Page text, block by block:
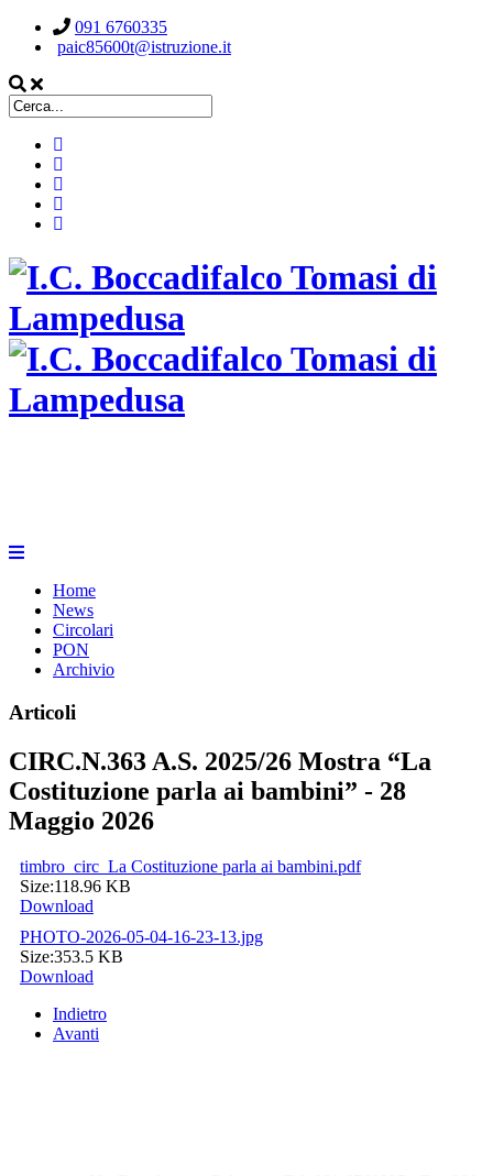
091 6760335
paic85600t@istruzione.it
Home
News
Circolari
PON
Archivio
Articoli
CIRC.N.363 A.S. 2025/26 Mostra “La
Costituzione parla ai bambini” - 28
Maggio 2026
timbro_circ_La Costituzione parla ai bambini.pdf
Size:118.96 KB
Download
PHOTO-2026-05-04-16-23-13.jpg
Size:353.5 KB
Download
Indietro
Avanti